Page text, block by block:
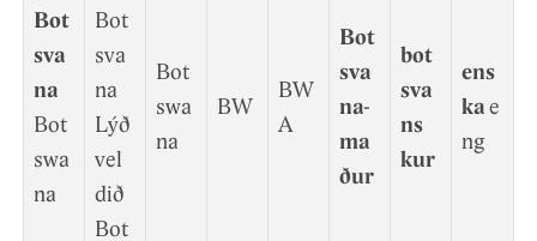
Bot
sva
na
Bot
swa
na
Bot
sva
na
Lýð
vel
d­ið
Bot
Bot
swa
na
BW
BW
A
Bot
sva
na­
ma
ður
bot
sva
ns
k­ur
ens
ka e
ng